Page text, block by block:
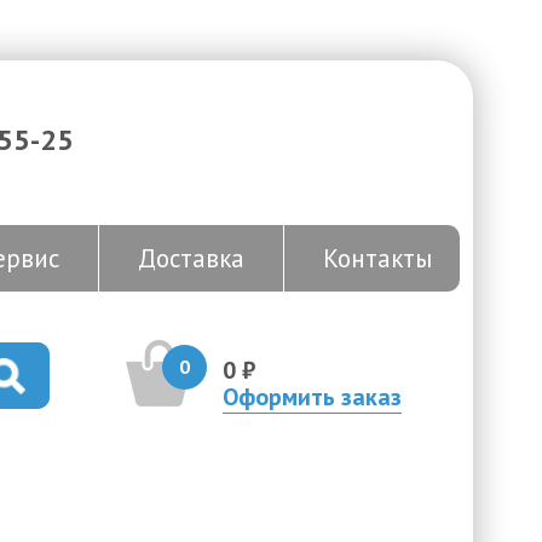
25
Доставка Контакты
0
0 ₽
Оформить заказ